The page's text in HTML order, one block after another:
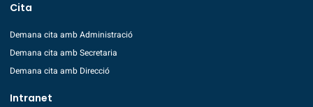
Cita
Demana cita amb Administració
Demana cita amb Secretaria
Demana cita amb Direcció
Intranet